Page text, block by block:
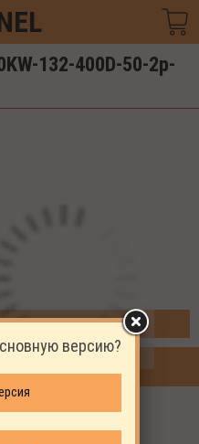
132-400D-50-2p-
ЗАКАЗАТЬ
версию?